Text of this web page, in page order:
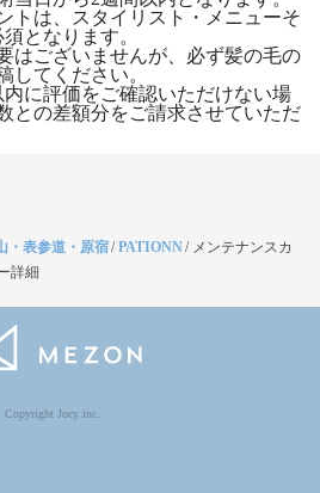
トは、スタイリスト・メニューそ
となります。
はございませんが、必ず髪の毛の
してください。
内に評価をご確認いただけない場
との差額分をご請求させていただ
・表参道・原宿/PATIONN/ メンテナンスカ
詳細
Copyright Jocy inc.